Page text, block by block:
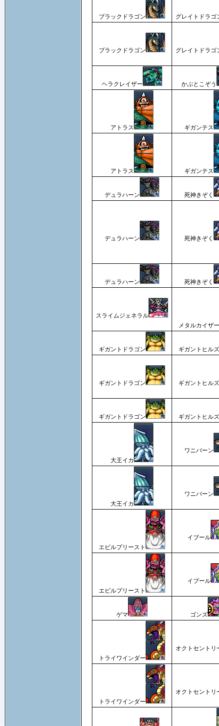
ブラックドラゴン グレイトドラゴ
ブラックドラゴン グレイトドラゴ
ヘラクレイザー かぶとこぞう
アトラス ギガンテス
アトラス ギガンテス
デュラハーン 死神きぞく
デュラハーン 死神きぞく
デュラハーン 死神きぞく
スライムジェネラル
メタルカイザー
ギガントドラゴン ギガントヒルズ
ギガントドラゴン ギガントヒルズ
ギガントドラゴン ギガントヒルズ
大王イカ
ワニバーン
大王イカ
ワニバーン
エビルプリースト
イブール
エビルプリースト
イブール
ゲマ ゴンズ
トライワインダー
オクトセントリ
トライワインダー
オクトセントリ